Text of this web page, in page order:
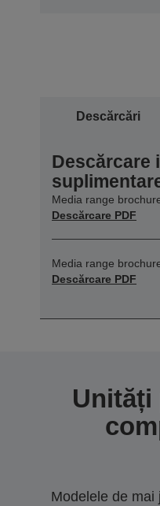
Descărcări
Descărcare
Media range
Descărcare PDF
Media range
Descărcare PDF
Unități
Modelele de mai